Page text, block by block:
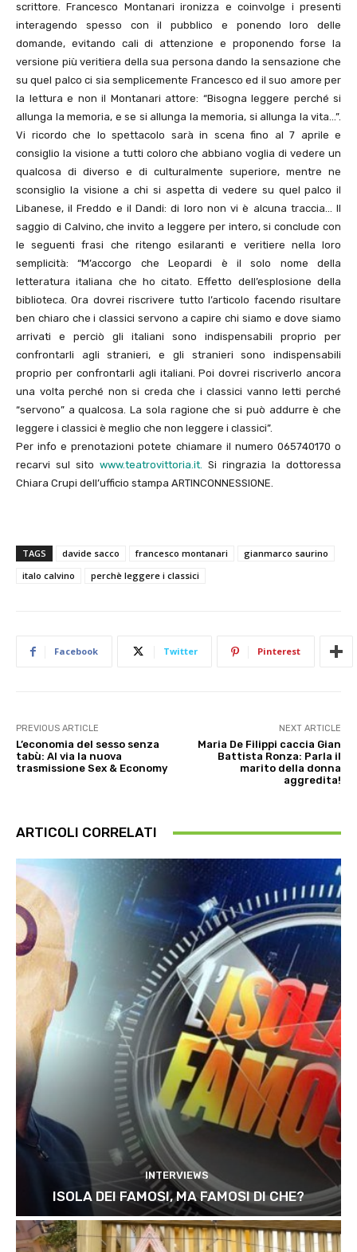
scrittore. Francesco Montanari ironizza e coinvolge i presenti
interagendo spesso con il pubblico e ponendo loro delle
domande, evitando cali di attenzione e proponendo forse la
versione più veritiera della sua persona dando la sensazione che
su quel palco ci sia semplicemente Francesco ed il suo amore per
la lettura e non il Montanari attore: “Bisogna leggere perché si
allunga la memoria, e se si allunga la memoria, si allunga la vita…”.
Vi ricordo che lo spettacolo sarà in scena fino al 7 aprile e
consiglio la visione a tutti coloro che abbiano voglia di vedere un
qualcosa di diverso e di culturalmente superiore, mentre ne
sconsiglio la visione a chi si aspetta di vedere su quel palco il
Libanese, il Freddo e il Dandi: di loro non vi è alcuna traccia… Il
saggio di Calvino, che invito a leggere per intero, si conclude con
le seguenti frasi che ritengo esilaranti e veritiere nella loro
semplicità: “M’accorgo che Leopardi è il solo nome della
letteratura italiana che ho citato. Effetto dell’esplosione della
biblioteca. Ora dovrei riscrivere tutto l’articolo facendo risultare
ben chiaro che i classici servono a capire chi siamo e dove siamo
arrivati e perciò gli italiani sono indispensabili proprio per
confrontarli agli stranieri, e gli stranieri sono indispensabili
proprio per confrontarli agli italiani. Poi dovrei riscriverlo ancora
una volta perché non si creda che i classici vanno letti perché
“servono” a qualcosa. La sola ragione che si può addurre è che
leggere i classici è meglio che non leggere i classici”.
Per info e prenotazioni potete chiamare il numero 065740170 o
recarvi sul sito www.teatrovittoria.it. Si ringrazia la dottoressa
Chiara Crupi dell’ufficio stampa ARTINCONNESSIONE.
TAGS davide sacco francesco montanari
gianmarco saurino
italo calvino
perchè leggere i classici
Facebook Twitter Pinterest
PREVIOUS ARTICLE
L’economia del sesso senza
tabù: Al via la nuova
trasmissione Sex & Economy
NEXT ARTICLE
Maria De Filippi caccia Gian
Battista Ronza: Parla il
marito della donna
aggredita!
ARTICOLI CORRELATI
INTERVIEWS
ISOLA DEI FAMOSI, MA FAMOSI DI CHE?